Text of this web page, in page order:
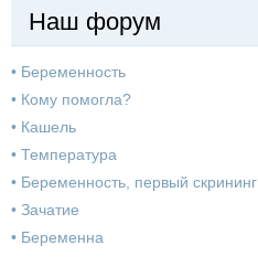
Наш форум
• Беременность
• Кому помогла?
• Кашель
• Температура
• Беременность, первый скрининг
• Зачатие
• Беременна